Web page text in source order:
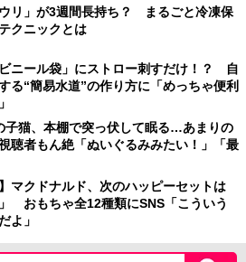
リ」が3週間長持ち？ まるごと冷凍保
クニックとは
ビニール袋」にストロー刺すだけ！？ 自
る“簡易水道”の作り方に「めっちゃ便利
子猫、本棚で突っ伏して眠る…あまりの
聴者もん絶「ぬいぐるみみたい！」「最
】マクドナルド、次のハッピーセットは
」 おもちゃ全12種類にSNS「こういう
よ」